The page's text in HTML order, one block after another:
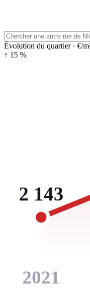
Évolution du quartier · €/
↑ 15 %
2 143
2021